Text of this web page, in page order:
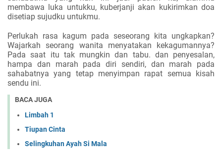
membawa luka untukku, kuberjanji akan kukirimkan doa
disetiap sujudku untukmu.
Perlukah rasa kagum pada seseorang kita ungkapkan?
Wajarkah seorang wanita menyatakan kekagumannya?
Pada saat itu tak mungkin dan tabu. dan penyesalan,
hampa dan marah pada diri sendiri, dan marah pada
sahabatnya yang tetap menyimpan rapat semua kisah
sendu ini.
BACA JUGA
Limbah 1
Tiupan Cinta
Selingkuhan Ayah Si Mala